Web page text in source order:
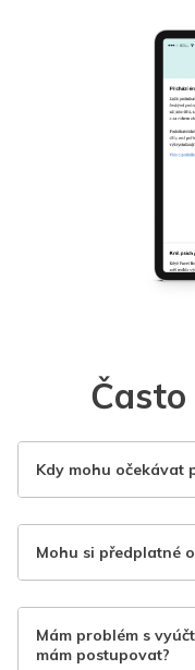
Kdy mohu očekávat
Mohu si předplatné
Mám problém s
mám postupovat?